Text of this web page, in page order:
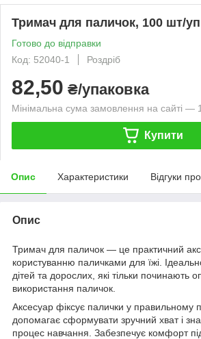
Тримач для паличок, 100 шт/уп
Готово до відправки
Код: 52040-1
Роздріб
82,50 ₴/упаковка
Мінімальна сума замовлення на сайті —
Купити
Опис Характеристики Відгуки
Опис
Тримач для паличок — це практичний
користуванню паличками для їжі.
дітей та дорослих, які тільки починають
використання паличок.
Аксесуар фіксує палички у правильному
допомагає сформувати зручний хват і
процес навчання. Забезпечує комфорт